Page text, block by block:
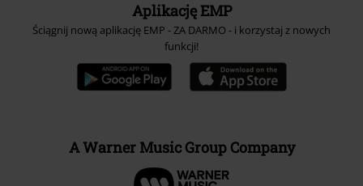
Aplikację EMP
Ściągnij nową aplikację EMP - ZA DARMO - i korzystaj z nowych
funkcji!
A Warner Music Group Company